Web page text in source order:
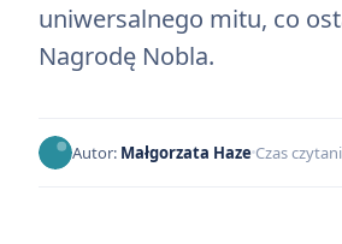
uniwersalnego mitu, co
Nagrodę Nobla.
Autor: Małgorzata Haze Czas